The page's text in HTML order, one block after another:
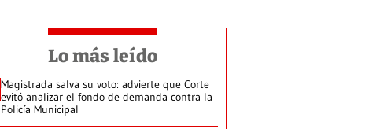
Lo más leído
Magistrada salva su voto: advierte que Corte
evitó analizar el fondo de demanda contra la
Policía Municipal